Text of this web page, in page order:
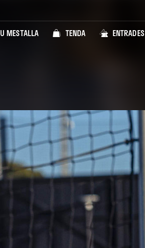
MESTALLA TENDA ENTRADES